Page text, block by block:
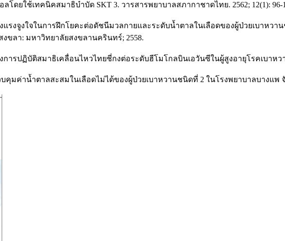
ดยใช้เทคนิคสมาธิบำบัด SKT 3. วารสารพยาบาลสภากาชาดไทย. 2562; 12(1): 96-
รงจูงใจในการฝึกโยคะต่อดัชนีมวลกายและระดับน้ำตาลในเลือดของผู้ป่วยเบาหว
ลา: มหาวิทยาลัยสงขลานครินทร์; 2558.
รปฏิบัติสมาธิเคลื่อนไหวไทยชี่กงต่อระดับฮีโมโกลบินเอวันซีในผู้สูงอายุโรคเบาหวา
ค่าน้ำตาลสะสมในเลือดไม่ได้ของผู้ป่วยเบาหวานชนิดที่ 2 ในโรงพยาบาลบางแพ จั